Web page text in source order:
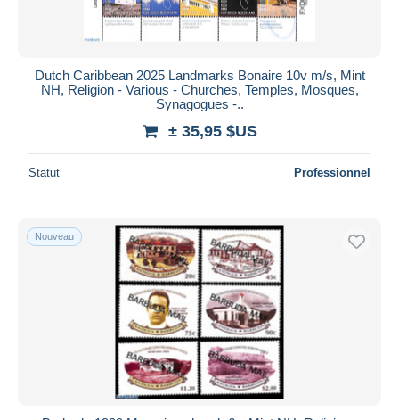
Dutch Caribbean 2025 Landmarks Bonaire 10v m/s, Mint
NH, Religion - Various - Churches, Temples, Mosques,
Synagogues -..
± 35,95 $US
Statut Professionnel
Nouveau